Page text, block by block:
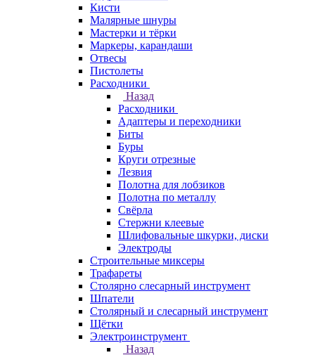
Кисти
Малярные шнуры
Мастерки и тёрки
Маркеры, карандаши
Отвесы
Пистолеты
Расходники
Назад
Расходники
Адаптеры и переходники
Биты
Буры
Круги отрезные
Лезвия
Полотна для лобзиков
Полотна по металлу
Свёрла
Стержни клеевые
Шлифовальные шкурки, диски
Электроды
Строительные миксеры
Трафареты
Столярно слесарный инструмент
Шпатели
Столярный и слесарный инструмент
Щётки
Электроинструмент
Назад